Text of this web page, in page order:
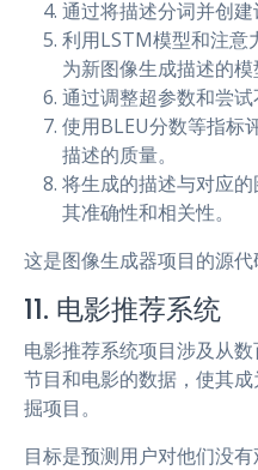
通过将描述分词并创建
利用LSTM模型和注意
为新图像生成描述的模
通过调整超参数和尝试
使用BLEU分数等指标
描述的质量。
将生成的描述与对应
其准确性和相关性。
这是图像生成器项目的源代
11. 电影推荐系统
电影推荐系统项目涉及从
节目和电影的数据，使其
掘项目。
目标是预测用户对他们没